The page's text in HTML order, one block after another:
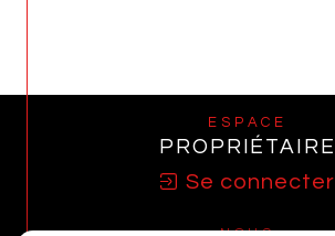
ESPACE
PROPRIÉTAIRE
Se connecter